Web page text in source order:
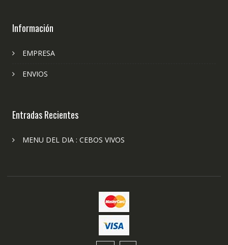
Información
EMPRESA
ENVIOS
Entradas Recientes
MENU DEL DIA : CEBOS VIVOS